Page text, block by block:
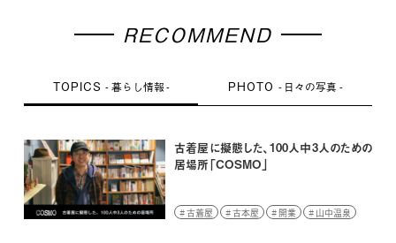
RECOMMEND
TOPICS 暮らし情報 PHOTO 日々の写真
古着屋に擬態した、100人中3人のための
居場所「COSMO」
古着屋 古本屋 開業 山中温泉